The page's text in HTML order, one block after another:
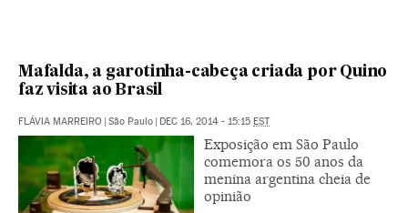
Mafalda, a garotinha-cabeça criada por Quino
faz visita ao Brasil
FLÁVIA MARREIRO | São Paulo | DEC 16, 2014 - 15:15 EST
Exposição em São Paulo
comemora os 50 anos da
menina argentina cheia de
opinião